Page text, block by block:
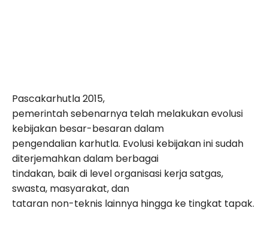
Pascakarhutla 2015,
pemerintah sebenarnya telah melakukan evolusi
kebijakan besar-besaran dalam
pengendalian karhutla. Evolusi kebijakan ini sudah
diterjemahkan dalam berbagai
tindakan, baik di level organisasi kerja satgas,
swasta, masyarakat, dan
tataran non-teknis lainnya hingga ke tingkat tapak.